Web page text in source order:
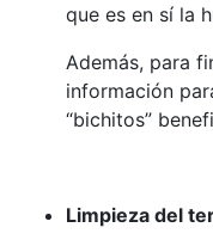
que es en sí la
Además, para
información
“bichitos”
Limpieza del